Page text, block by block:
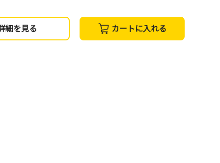
細を見る カートに入れる